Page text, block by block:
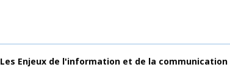
Nom de la publication
Les Enjeux de l'information et de la communication